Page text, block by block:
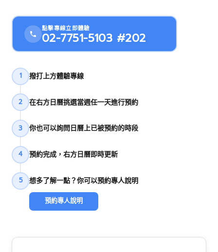
點擊專線立即體驗
02-7751-5103 #202
1 撥打上方體驗專線
2 在右方日曆挑選當週任一天進行預約
3 你也可以詢問日曆上已被預約的時段
4 預約完成，右方日曆即時更新
5 想多了解一點？你可以預約專人說明
預約專人說明